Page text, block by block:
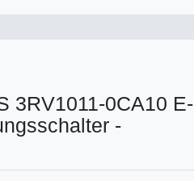
3RV1011-0CA10 E-
-